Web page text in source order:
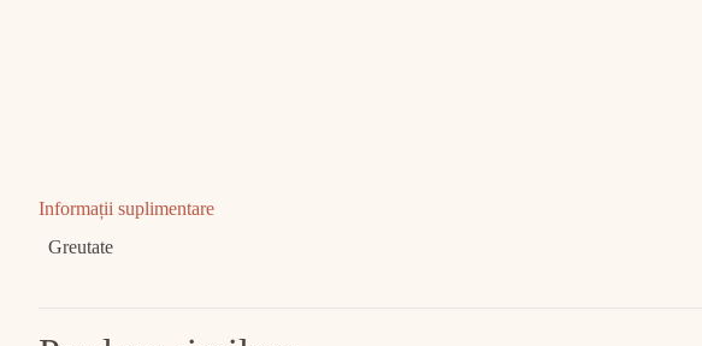
Informații suplimentare
Greutate